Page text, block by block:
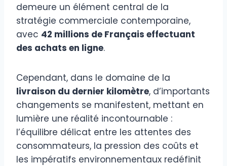
demeure un élément central de la
stratégie commerciale contemporaine,
avec 42 millions de Français effectuant
des achats en ligne.
Cependant, dans le domaine de la
livraison du dernier kilomètre, d’importants
changements se manifestent, mettant en
lumière une réalité incontournable :
l’équilibre délicat entre les attentes des
consommateurs, la pression des coûts et
les impératifs environnementaux redéfinit